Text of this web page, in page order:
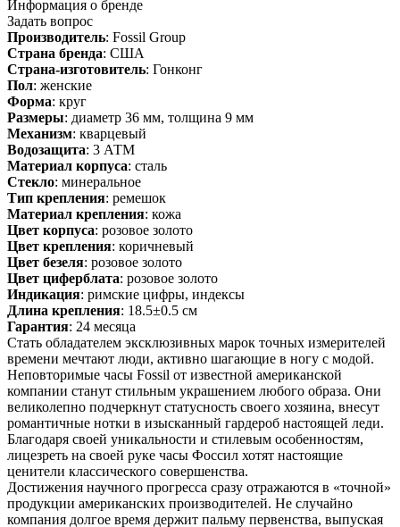
Информация о бренде
Задать вопрос
Производитель: Fossil Group
Страна бренда: США
Страна-изготовитель: Гонконг
Пол: женские
Форма: круг
Размеры: диаметр 36 мм, толщина 9 мм
Механизм: кварцевый
Водозащита: 3 АТМ
Материал корпуса: сталь
Стекло: минеральное
Тип крепления: ремешок
Материал крепления: кожа
Цвет корпуса: розовое золото
Цвет крепления: коричневый
Цвет безеля: розовое золото
Цвет циферблата: розовое золото
Индикация: римские цифры, индексы
Длина крепления: 18.5±0.5 см
Гарантия: 24 месяца
Стать обладателем эксклюзивных марок точных измерителей
времени мечтают люди, активно шагающие в ногу с модой.
Неповторимые часы Fossil от известной американской
компании станут стильным украшением любого образа. Они
великолепно подчеркнут статусность своего хозяина, внесут
романтичные нотки в изысканный гардероб настоящей леди.
Благодаря своей уникальности и стилевым особенностям,
лицезреть на своей руке часы Фоссил хотят настоящие
ценители классического совершенства.
Достижения научного прогресса сразу отражаются в «точной»
продукции американских производителей. Не случайно
компания долгое время держит пальму первенства, выпуская